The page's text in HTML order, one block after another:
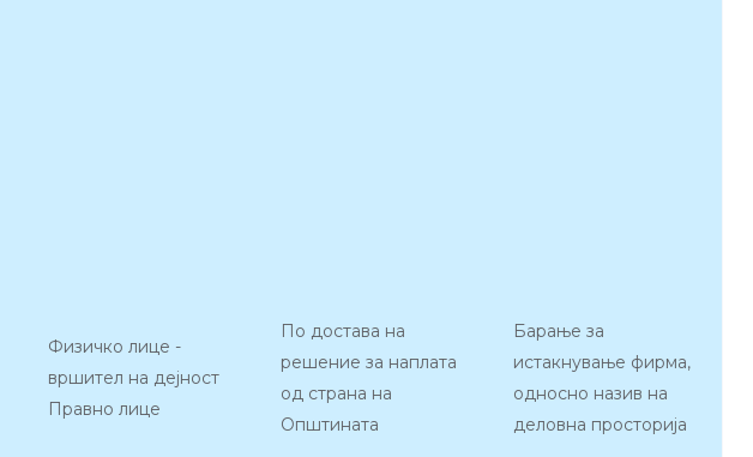
Физичко лице -
вршител на дејност
Правно лице
По достава на
решение за наплата
од страна на
Општината
Барање за
истакнување фирма,
односно назив на
деловна просторија